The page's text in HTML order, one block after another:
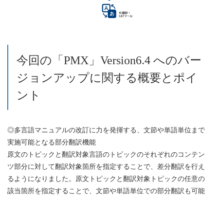
今回の「PMX」Version6.4 へのバー
ジョンアップに関する概要とポイ
ント
◎多言語マニュアルの改訂に力を発揮する、文節や単語単位まで
実施可能となる部分翻訳機能
原文のトピックと翻訳対象言語のトピックのそれぞれのコンテン
ツ部分に対して翻訳対象箇所を指定することで、差分翻訳を行え
るようになりました。原文トピックと翻訳対象トピックの任意の
該当箇所を指定することで、文節や単語単位での部分翻訳も可能